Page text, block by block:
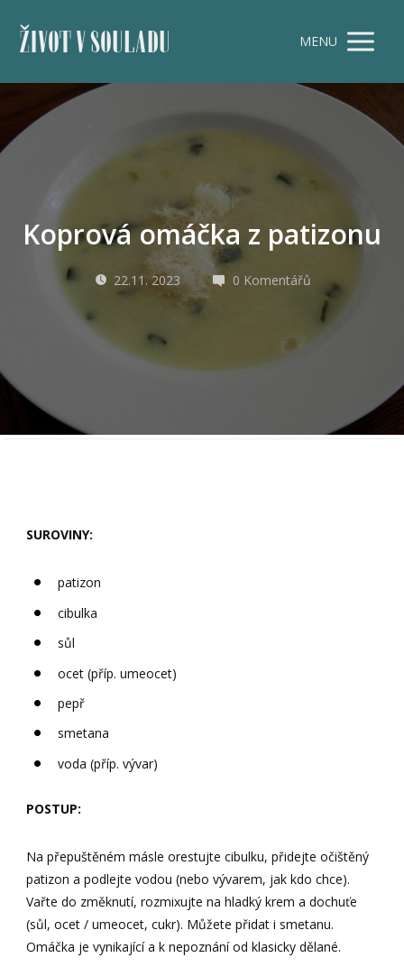
ŽIVOT V SOULADU MENU
Koprová omáčka z patizonu
22.11. 2023 0 Komentářů
SUROVINY:
patizon
cibulka
sůl
ocet (příp. umeocet)
pepř
smetana
voda (příp. vývar)
POSTUP:
Na přepuštěném másle orestujte cibulku, přidejte očištěný
patizon a podlejte vodou (nebo vývarem, jak kdo chce).
Vařte do změknutí, rozmixujte na hladký krem a dochuťe
(sůl, ocet / umeocet, cukr). Můžete přidat i smetanu.
Omáčka je vynikající a k nepoznání od klasicky dělané.